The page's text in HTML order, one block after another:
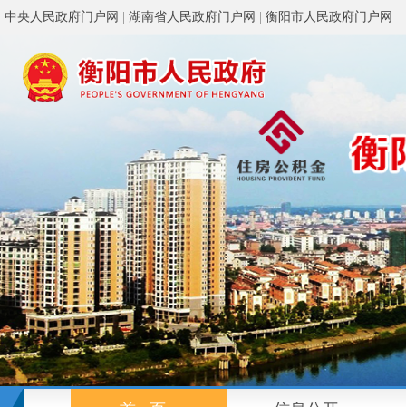
中央人民政府门户网 湖南省人民政府门户网 衡阳市人民政府门户网